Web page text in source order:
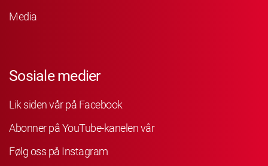
Media
Sosiale medier
Lik siden vår på Facebook
Abonner på YouTube-kanelen vår
Følg oss på Instagram